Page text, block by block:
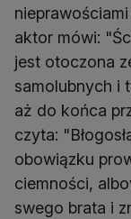
aktor mówi:
jest otoczona
samolubnych i
aż do końca
czyta:
obowiązku
ciemności,
swego brata i